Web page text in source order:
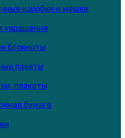
коробки и мешки
украшения
блокноты
пакеты
плакаты
бумага